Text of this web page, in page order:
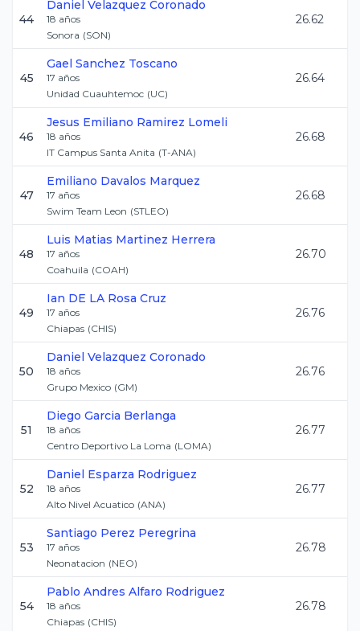
44
Daniel Velazquez Coronado
18 años
Sonora (SON)
26.62
45
Gael Sanchez Toscano
17 años
Unidad Cuauhtemoc (UC)
26.64
46
Jesus Emiliano Ramirez Lomeli
18 años
IT Campus Santa Anita (T-ANA)
26.68
47
Emiliano Davalos Marquez
17 años
Swim Team Leon (STLEO)
26.68
48
Luis Matias Martinez Herrera
17 años
Coahuila (COAH)
26.70
49
Ian DE LA Rosa Cruz
17 años
Chiapas (CHIS)
26.76
50
Daniel Velazquez Coronado
18 años
Grupo Mexico (GM)
26.76
51
Diego Garcia Berlanga
18 años
Centro Deportivo La Loma (LOMA)
26.77
52
Daniel Esparza Rodriguez
18 años
Alto Nivel Acuatico (ANA)
26.77
53
Santiago Perez Peregrina
17 años
Neonatacion (NEO)
26.78
54
Pablo Andres Alfaro Rodriguez
18 años
Chiapas (CHIS)
26.78